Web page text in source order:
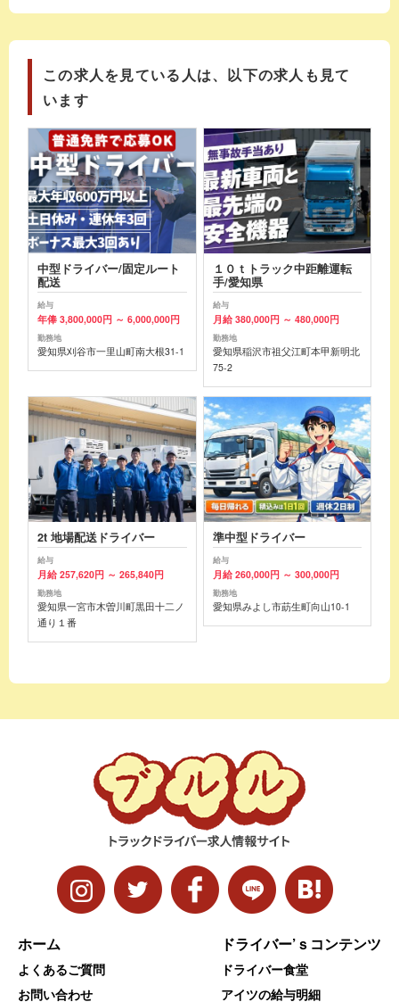
この求人を見ている人は、以下の求人も見て
います
中型ドライバー/固定ルート
配送
給与
年俸 3,800,000円 ～ 6,000,000円
勤務地
愛知県刈谷市一里山町南大根31-1
１０ｔトラック中距離運転
手/愛知県
給与
月給 380,000円 ～ 480,000円
勤務地
愛知県稲沢市祖父江町本甲新明北
75-2
2t 地場配送ドライバー
給与
月給 257,620円 ～ 265,840円
勤務地
愛知県一宮市木曽川町黒田十二ノ
通り１番
準中型ドライバー
給与
月給 260,000円 ～ 300,000円
勤務地
愛知県みよし市莇生町向山10-1
ホーム
よくあるご質問
お問い合わせ
ドライバー’ｓコンテンツ
ドライバー食堂
アイツの給与明細